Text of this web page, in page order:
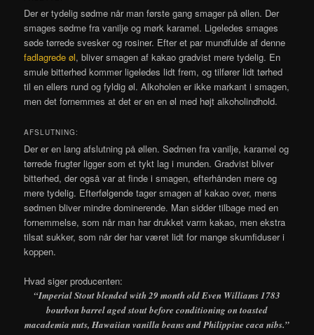
Der er tydelig sødme når man første gang smager på øllen. Der
smages sødme fra vanilje og mørk karamel. Ligeledes smages
søde tørrede svesker og rosiner. Efter et par mundfulde af denne
fadlagrede øl, bliver smagen af kakao gradvist mere tydelig. En
smule bitterhed kommer ligeledes lidt frem, og tilfører lidt tørhed
til en ellers rund og fyldig øl. Alkoholen er ikke markant i smagen,
men det fornemmes at det er en en øl med højt alkoholindhold.
AFSLUTNING:
Der er en lang afslutning på øllen. Sødmen fra vanilje, karamel og
tørrede frugter ligger som et tykt lag i munden. Gradvist bliver
bitterhed, der også var at finde i smagen, efterhånden mere og
mere tydelig. Efterfølgende tager smagen af kakao over, mens
sødmen bliver mindre dominerende. Man sidder tilbage med en
fornemmelse, som når man har drukket varm kakao, men ekstra
tilsat sukker, som når der har været lidt for mange skumfiduser i
koppen.
Hvad siger producenten:
“Imperial Stout blended with 29 month old Even Williams 1783
bourbon barrel aged stout before conditioning on toasted
macademia nuts, Hawaiian vanilla beans and Philippine caca nibs.”